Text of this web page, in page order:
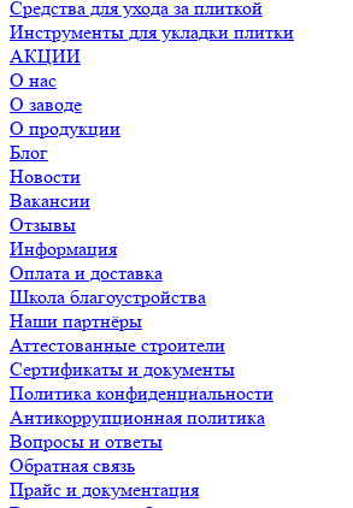
Средства для ухода за плиткой
Инструменты для укладки плитки
АКЦИИ
О нас
О заводе
О продукции
Блог
Новости
Вакансии
Отзывы
Информация
Оплата и доставка
Школа благоустройства
Наши партнёры
Аттестованные строители
Сертификаты и документы
Политика конфиденциальности
Антикоррупционная политика
Вопросы и ответы
Обратная связь
Прайс и документация